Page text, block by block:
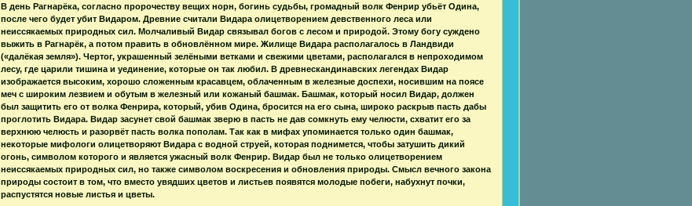
В день Рагнарёка, согласно пророчеству вещих норн, богинь судьбы, громадный волк Фенрир убьёт Одина,
после чего будет убит Видаром. Древние считали Видара олицетворением девственного леса или
неиссякаемых природных сил. Молчаливый Видар связывал богов с лесом и природой. Этому богу суждено
выжить в Рагнарёк, а потом править в обновлённом мире. Жилище Видара располагалось в Ландвиди
(«далёкая земля»). Чертог, украшенный зелёными ветками и свежими цветами, располагался в непроходимом
лесу, где царили тишина и уединение, которые он так любил. В древнескандинавских легендах Видар
изображается высоким, хорошо сложенным красавцем, облаченным в железные доспехи, носившим на поясе
меч с широким лезвием и обутым в железный или кожаный башмак. Башмак, который носил Видар, должен
был защитить его от волка Фенрира, который, убив Одина, бросится на его сына, широко раскрыв пасть дабы
проглотить Видара. Видар засунет свой башмак зверю в пасть не дав сомкнуть ему челюсти, схватит его за
верхнюю челюсть и разорвёт пасть волка пополам. Так как в мифах упоминается только один башмак,
некоторые мифологи олицетворяют Видара с водной струей, которая поднимется, чтобы затушить дикий
огонь, символом которого и является ужасный волк Фенрир. Видар был не только олицетворением
неиссякаемых природных сил, но также символом воскресения и обновления природы. Смысл вечного закона
природы состоит в том, что вместо увядших цветов и листьев появятся молодые побеги, набухнут почки,
распустятся новые листья и цветы.